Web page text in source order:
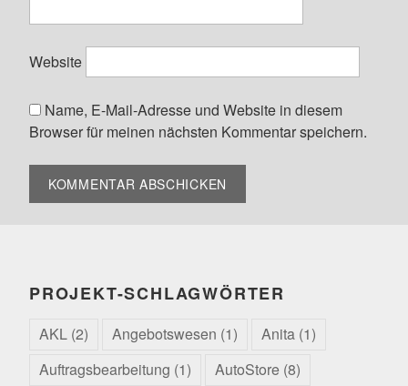
Website
Name, E-Mail-Adresse und Website in diesem
Browser für meinen nächsten Kommentar speichern.
PROJEKT-SCHLAGWÖRTER
AKL (2) Angebotswesen (1) Anita (1)
Auftragsbearbeitung (1) AutoStore (8)